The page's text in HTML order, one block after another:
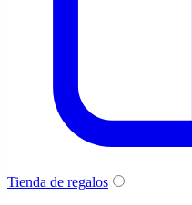
Tienda de regalos